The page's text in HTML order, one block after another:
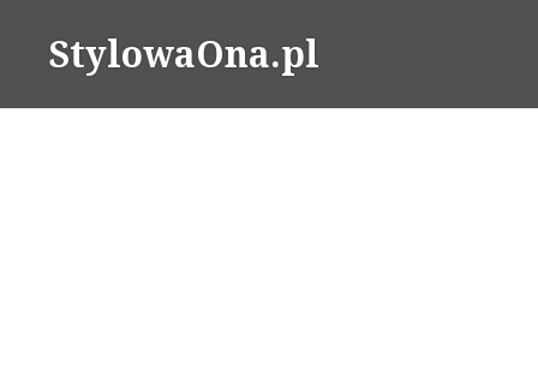
StylowaOna.pl